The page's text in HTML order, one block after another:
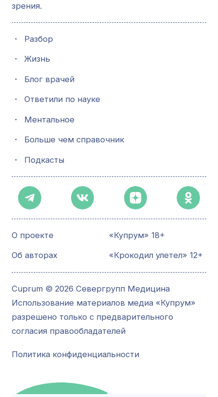
зрения.
・ Разбор
・ Жизнь
・ Блог врачей
・ Ответили по науке
・ Ментальное
・ Больше чем справочник
・ Подкасты
О проекте
Об авторах
«Купрум» 18+
«Крокодил улетел» 12+
Cuprum © 2026 Севергрупп Медицина
Использование материалов медиа «Купрум»
разрешено только с предварительного
согласия правообладателей
Политика конфиденциальности